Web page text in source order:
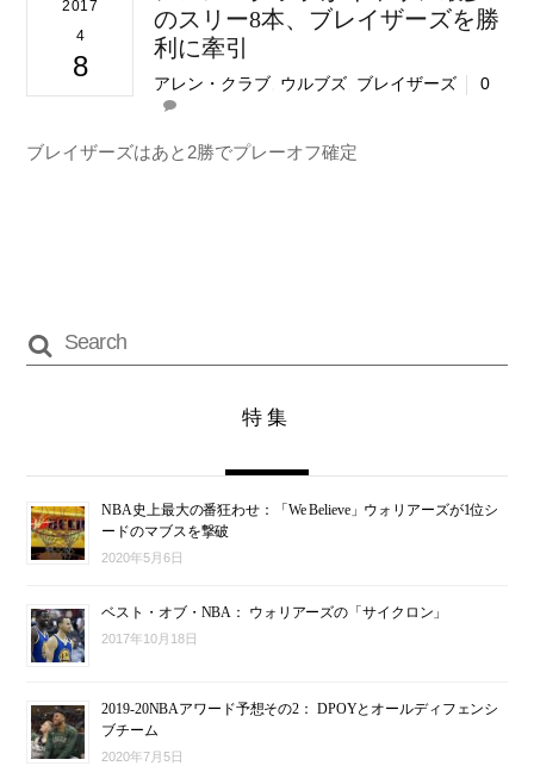
2017
4
8
のスリー8本、ブレイザーズを勝
利に牽引
アレン・クラブ ウルブズ ブレイザーズ 0
ブレイザーズはあと2勝でプレーオフ確定
特集
NBA史上最大の番狂わせ：「We Believe」ウォリアーズが1位シ
ードのマブスを撃破
2020年5月6日
ベスト・オブ・NBA： ウォリアーズの「サイクロン」
2017年10月18日
2019-20NBAアワード予想その2： DPOYとオールディフェンシ
ブチーム
2020年7月5日